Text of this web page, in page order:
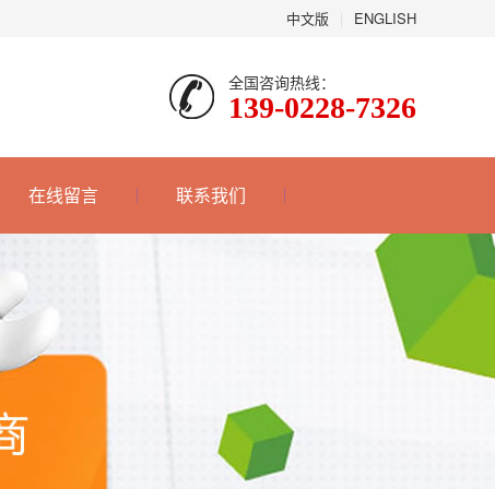
中文版 ENGLISH
全国咨询热线：
139-0228-7326
在线留言 联系我们